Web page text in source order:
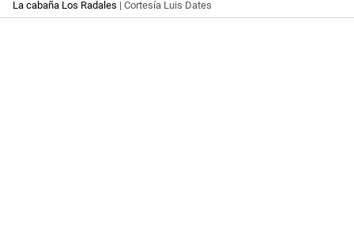
La cabaña Los Radales | Cortesía Luis Dates